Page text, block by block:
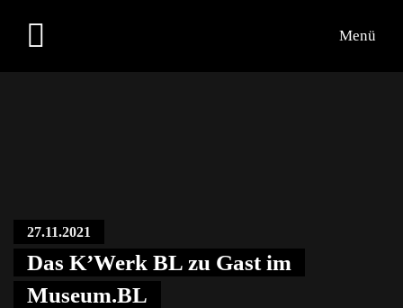
Kontakt
Menü
27.11.2021
Das K’Werk BL zu Gast im
Museum.BL